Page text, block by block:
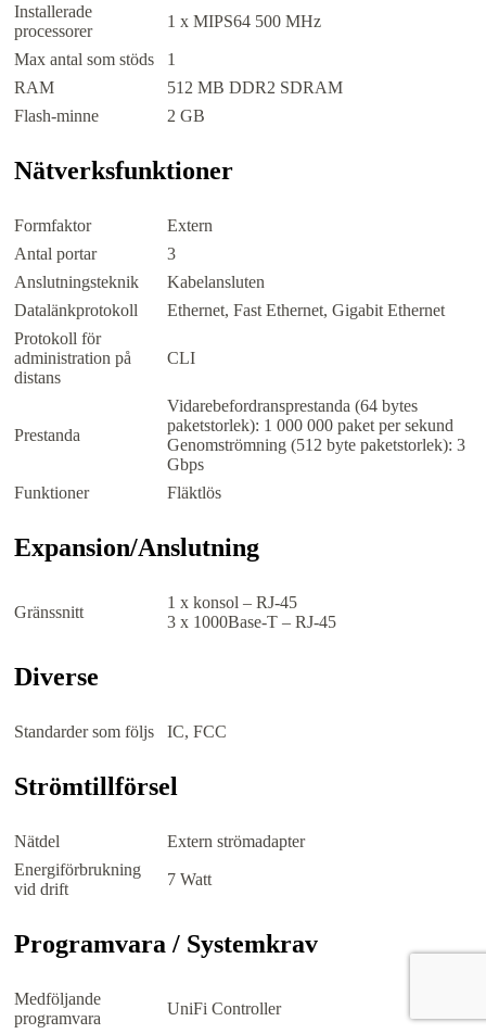
Installerade
processorer
1 x MIPS64 500 MHz
Max antal som stöds
1
RAM
512 MB DDR2 SDRAM
Flash-minne
2 GB
Nätverksfunktioner
Formfaktor
Extern
Antal portar
3
Anslutningsteknik
Kabelansluten
Datalänkprotokoll
Ethernet, Fast Ethernet, Gigabit Ethernet
Protokoll för
administration på
distans
CLI
Prestanda
Vidarebefordransprestanda (64 bytes
paketstorlek): 1 000 000 paket per sekund
Genomströmning (512 byte paketstorlek): 3
Gbps
Funktioner
Fläktlös
Expansion/Anslutning
Gränssnitt
1 x konsol – RJ-45
3 x 1000Base-T – RJ-45
Diverse
Standarder som följs IC, FCC
Strömtillförsel
Nätdel
Extern strömadapter
Energiförbrukning
vid drift
7 Watt
Programvara / Systemkrav
Medföljande
programvara
UniFi Controller